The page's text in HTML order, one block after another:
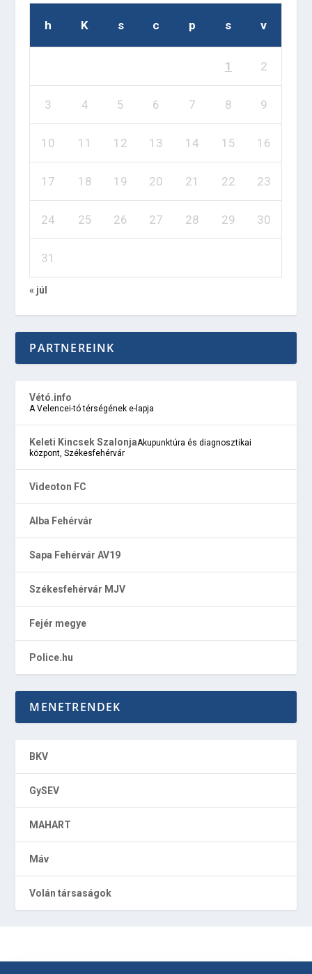
h K s c p s v
1 2
3 4 5 6 7 8 9
10 11 12 13 14 15 16
17 18 19 20 21 22 23
24 25 26 27 28 29 30
31
« júl
PARTNEREINK
Vétó.info
A Velencei-tó térségének e-lapja
Keleti Kincsek SzalonjaAkupunktúra és diagnosztikai
központ, Székesfehérvár
Videoton FC
Alba Fehérvár
Sapa Fehérvár AV19
Székesfehérvár MJV
Fejér megye
Police.hu
MENETRENDEK
BKV
GySEV
MAHART
Máv
Volán társaságok